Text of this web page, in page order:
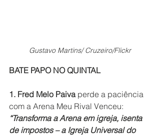
Gustavo Martins/ Cruzeiro/Flickr
BATE PAPO NO QUINTAL
1. Fred Melo Paiva perde a paciência
com a Arena Meu Rival Venceu:
“Transforma a Arena em igreja, isenta
de impostos – a Igreja Universal do